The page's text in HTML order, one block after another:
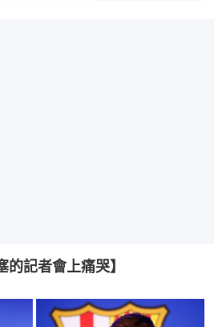
的記者會上痛哭】